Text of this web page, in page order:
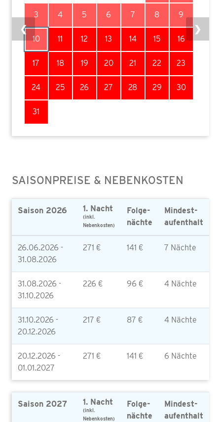
3 4 5 6 7 8 9
10 11 12 13 14 15 16
17 18 19 20 21 22 23
24 25 26 27 28 29 30
31
❮ ❯
SAISONPREISE & NEBENKOSTEN
Saison 2026 1. Nacht
(inkl.
Nebenkosten)
Folge-
nächte
Mindest-
aufenthalt
26.06.2026 -
31.08.2026
271 € 141 € 7 Nächte
31.08.2026 -
31.10.2026
226 € 96 € 4 Nächte
31.10.2026 -
20.12.2026
217 € 87 € 4 Nächte
20.12.2026 -
01.01.2027
271 € 141 € 6 Nächte
Saison 2027 1. Nacht
(inkl.
Nebenkosten)
Folge-
nächte
Mindest-
aufenthalt